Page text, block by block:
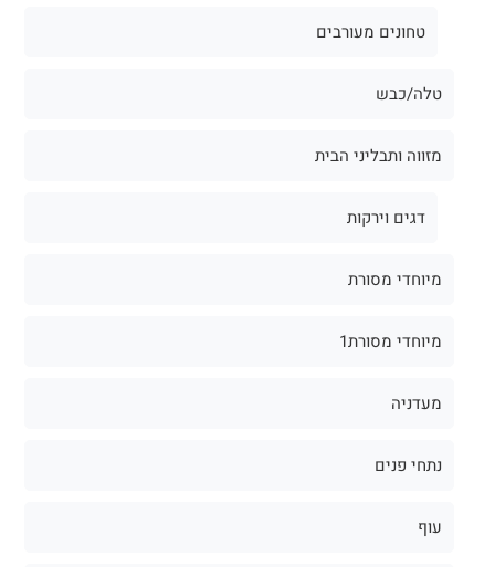
טחונים מעורבים
טלה/כבש
מזווה ותבליני הבית
דגים וירקות
מיוחדי מסורת
מיוחדי מסורת1
מעדניה
נתחי פנים
עוף